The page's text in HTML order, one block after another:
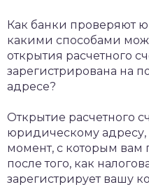
Как банки проверяют
какими способами
открытия расчетного
зарегистрирована на
адресе?
Открытие расчетного
юридическому
момент, с которым вам
после того, как
зарегистрирует вашу